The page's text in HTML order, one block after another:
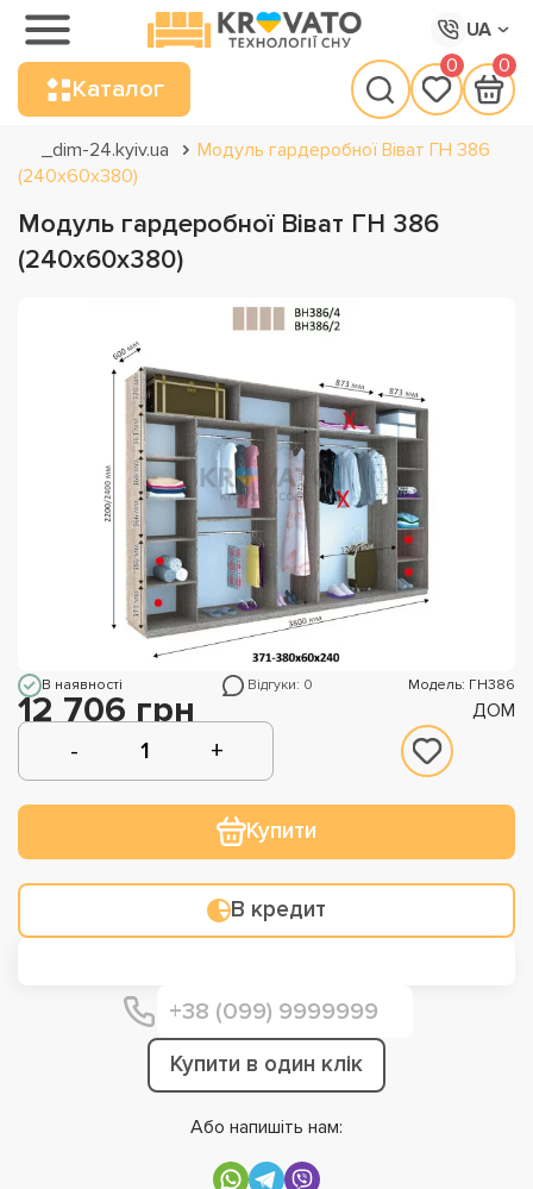
UA
Каталог
0 0
_dim-24.kyiv.ua
Модуль гардеробної Віват ГН 386
(240х60х380)
Модуль гардеробної Віват ГН 386
(240х60х380)
В наявності Відгуки: 0 Модель: ГН386
12 706 грн ДОМ
Купити
В кредит
Купити в один клік
Або напишіть нам: